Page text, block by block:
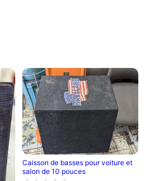
Caisson de basses pour voiture et
salon de 10 pouces